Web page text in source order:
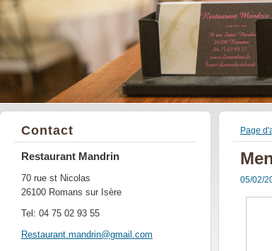
Page
05/02/
Contact
Restaurant Mandrin
70 rue st Nicolas
26100 Romans sur Isère
Tel: 04 75 02 93 55
Restaurant.mandrin@gmail .com